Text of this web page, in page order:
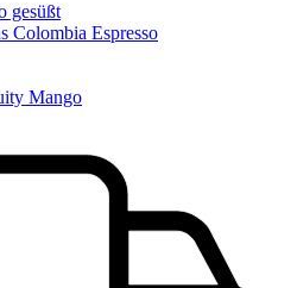
gesüßt
Colombia Espresso
Mango